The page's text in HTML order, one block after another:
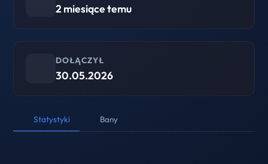
2 miesiące temu
DOŁĄCZYŁ
30.05.2026
Statystyki Bany